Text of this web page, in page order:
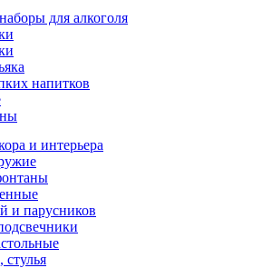
для алкоголя
напитков
и интерьера
и парусников